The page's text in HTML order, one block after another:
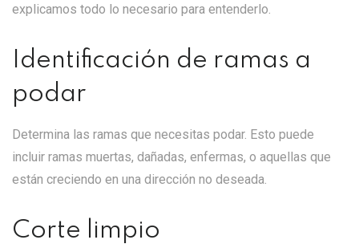
explicamos todo lo necesario para entenderlo.
Identificación de ramas a
podar
Determina las ramas que necesitas podar. Esto puede
incluir ramas muertas, dañadas, enfermas, o aquellas que
están creciendo en una dirección no deseada.
Corte limpio